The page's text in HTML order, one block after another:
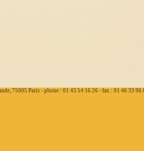
75005 Paris - phone : 01 43 54 16 26 - fax : 01 46 33